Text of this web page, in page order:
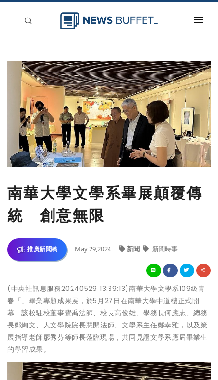
新聞稿分類
登入
刊登
南華大學文學系畢展顛覆傳
統 創意無限
推廣新聞稿 May 29,2024 新聞 新聞時事
(中央社訊息服務20240529 13:39:13)南華大學文學系109級青
春「」畢業專題成果展，於5月27日在南華大學中道樓正式開
幕，該校駐校董事覺禹法師、校長高俊雄、學務長何應志、總務
長鄭絢文、人文學院院長慧開法師、文學系主任鄭幸雅，以及策
展指導老師廖秀芬等師長蒞臨現場，共同見證文學系應屆畢業生
的學習成果。